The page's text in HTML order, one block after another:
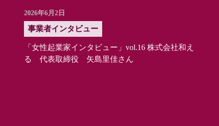
2026年6月2日
事業者インタビュー
「女性起業家インタビュー」vol.16 株式会社和え
る 代表取締役 矢島里佳さん